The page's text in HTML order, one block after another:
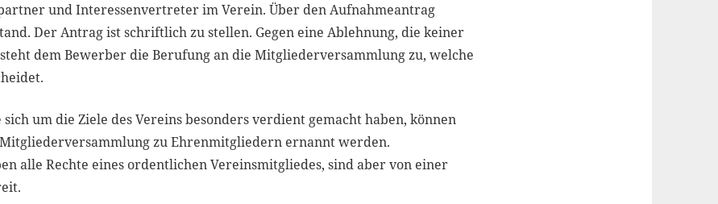
und Interessenvertreter im Verein. Über den Aufnahmeantrag
Der Antrag ist schriftlich zu stellen. Gegen eine Ablehnung, die keiner
dem Bewerber die Berufung an die Mitgliederversammlung zu, welche
um die Ziele des Vereins besonders verdient gemacht haben, können
zu Ehrenmitgliedern ernannt werden.
alle Rechte eines ordentlichen Vereinsmitgliedes, sind aber von einer